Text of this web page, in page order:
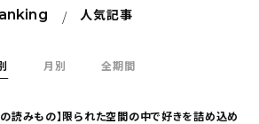
人気記事
月別 全期間
の読みもの】限られた空間の中で好きを詰め込め